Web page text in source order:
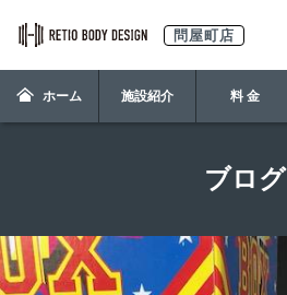
問屋町店
ホーム 施設紹介 料 金
ブログ